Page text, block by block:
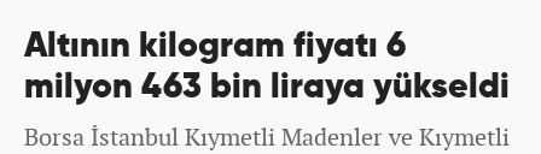
Altının kilogram fiyatı 6
milyon 463 bin liraya yükseldi
Borsa İstanbul Kıymetli Madenler ve Kıymetli